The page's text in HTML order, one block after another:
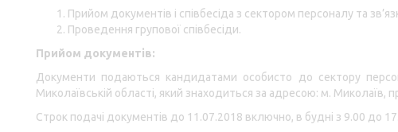
Прийом документів і співбесіда з сектором персоналу та
Проведення групової співбесіди.
Прийом документів:
Документи подаються кандидатами особисто до сектору
Миколаївській області, який знаходиться за адресою: м. Миколаїв,
Строк подачі документів до 11.07.2018 включно, в будні з 9.00 до